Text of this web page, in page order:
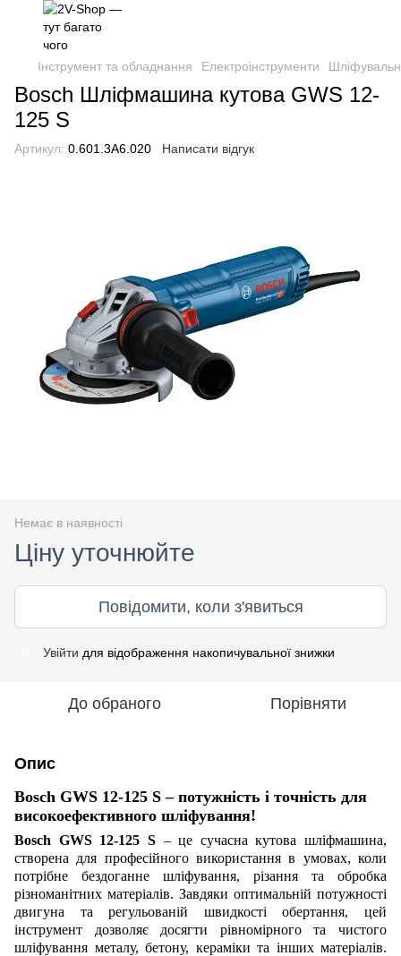
Інструмент та обладнання Електроінструменти
Bosch Шліфмашина кутова GWS 12-
125 S
Артикул: 0.601.3A6.020 Написати відгук
Немає в наявності
Ціну уточнюйте
Повідомити, коли з'явиться
Увійти для відображення накопичувальної знижки
До обраного Порівняти
Опис
Bosch GWS 12-125 S – потужність і точність для
високоефективного шліфування!
Bosch GWS 12-125 S– це сучасна кутова шліфмашина,
створена для професійного використання в умовах, коли
потрібне бездоганне шліфування, різання та обробка
різноманітних матеріалів. Завдяки оптимальній потужності
двигуна та регульованій швидкості обертання, цей
інструмент дозволяє досягти рівномірного та чистого
шліфування металу, бетону, кераміки та інших матеріалів.